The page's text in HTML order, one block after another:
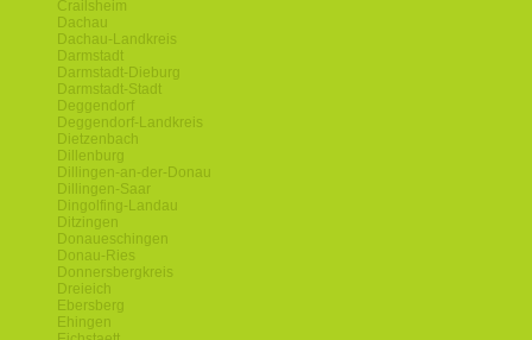
Crailsheim
Dachau
Dachau-Landkreis
Darmstadt
Darmstadt-Dieburg
Darmstadt-Stadt
Deggendorf
Deggendorf-Landkreis
Dietzenbach
Dillenburg
Dillingen-an-der-Donau
Dillingen-Saar
Dingolfing-Landau
Ditzingen
Donaueschingen
Donau-Ries
Donnersbergkreis
Dreieich
Ebersberg
Ehingen